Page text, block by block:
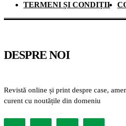
TERMENI ȘI CONDIȚII
DESPRE NOI
Revistă online și print despre case,
curent cu noutățile din domeniu